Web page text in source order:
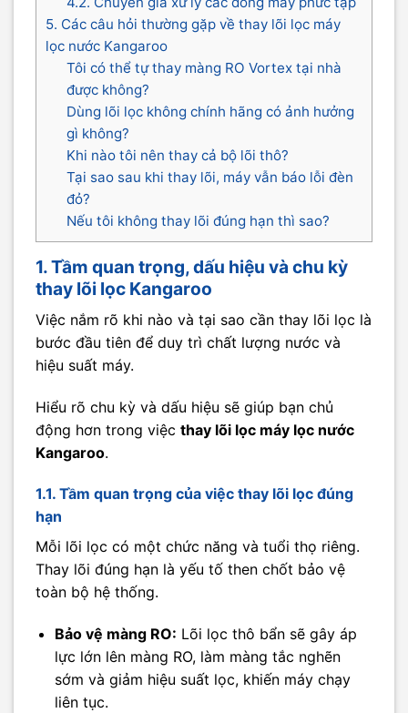
5. Các câu hỏi thường gặp về thay lõi lọc máy
lọc nước Kangaroo
Tôi có thể tự thay màng RO Vortex tại nhà
được không?
Dùng lõi lọc không chính hãng có ảnh hưởng
gì không?
Khi nào tôi nên thay cả bộ lõi thô?
Tại sao sau khi thay lõi, máy vẫn báo lỗi đèn
đỏ?
Nếu tôi không thay lõi đúng hạn thì sao?
1. Tầm quan trọng, dấu hiệu và chu kỳ
thay lõi lọc Kangaroo
Việc nắm rõ khi nào và tại sao cần thay lõi lọc là
bước đầu tiên để duy trì chất lượng nước và
hiệu suất máy.
Hiểu rõ chu kỳ và dấu hiệu sẽ giúp bạn chủ
động hơn trong việc thay lõi lọc máy lọc nước
Kangaroo.
1.1. Tầm quan trọng của việc thay lõi lọc đúng
hạn
Mỗi lõi lọc có một chức năng và tuổi thọ riêng.
Thay lõi đúng hạn là yếu tố then chốt bảo vệ
toàn bộ hệ thống.
Bảo vệ màng RO: Lõi lọc thô bẩn sẽ gây áp
lực lớn lên màng RO, làm màng tắc nghẽn
sớm và giảm hiệu suất lọc, khiến máy chạy
liên tục.